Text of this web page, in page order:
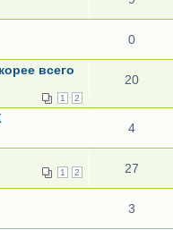
0
всего
1 2
20
4
1 2 27
3